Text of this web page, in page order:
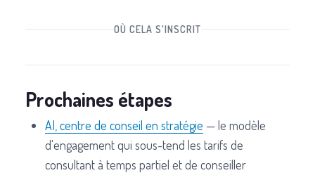
OÙ CELA S'INSCRIT
Prochaines étapes
AI, centre de conseil en stratégie — le modèle
d'engagement qui sous-tend les tarifs de
consultant à temps partiel et de conseiller